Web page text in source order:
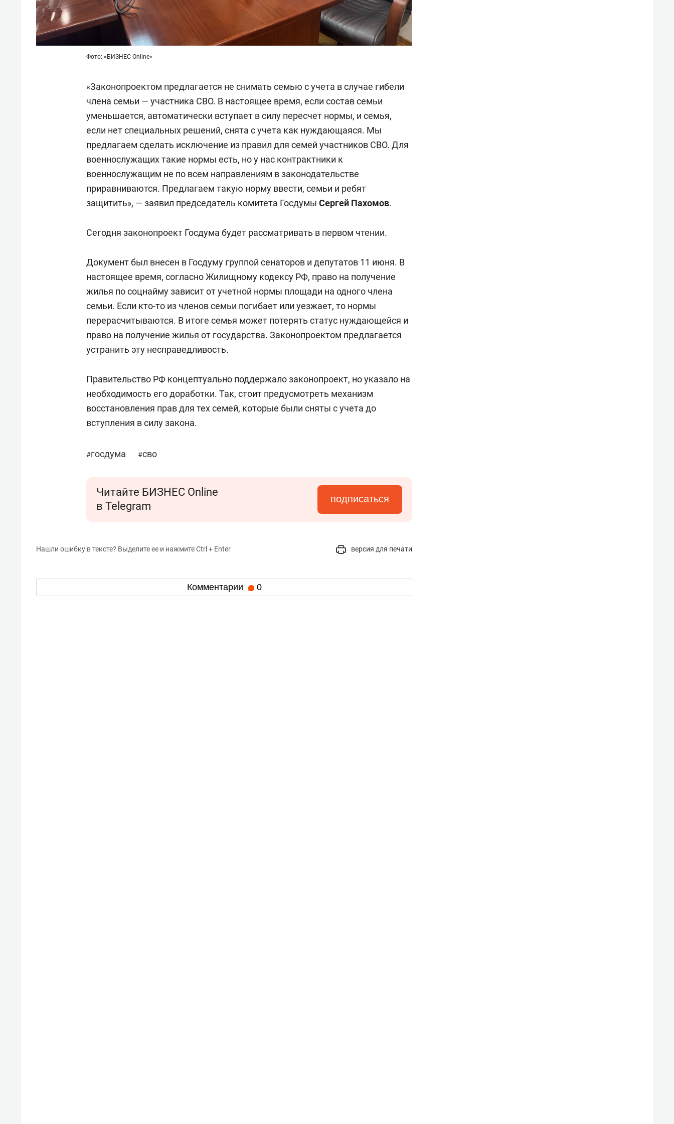
Фото: «БИЗНЕС Online»
«Законопроектом предлагается не снимать семью с учета в случае гибели
члена семьи — участника СВО. В настоящее время, если состав семьи
уменьшается, автоматически вступает в силу пересчет нормы, и семья,
если нет специальных решений, снята с учета как нуждающаяся. Мы
предлагаем сделать исключение из правил для семей участников СВО. Для
военнослужащих такие нормы есть, но у нас контрактники к
военнослужащим не по всем направлениям в законодательстве
приравниваются. Предлагаем такую норму ввести, семьи и ребят
защитить», — заявил председатель комитета Госдумы Сергей Пахомов.
Сегодня законопроект Госдума будет рассматривать в первом чтении.
Документ был внесен в Госдуму группой сенаторов и депутатов 11 июня. В
настоящее время, согласно Жилищному кодексу РФ, право на получение
жилья по соцнайму зависит от учетной нормы площади на одного члена
семьи. Если кто-то из членов семьи погибает или уезжает, то нормы
перерасчитываются. В итоге семья может потерять статус нуждающейся и
право на получение жилья от государства. Законопроектом предлагается
устранить эту несправедливость.
Правительство РФ концептуально поддержало законопроект, но указало на
необходимость его доработки. Так, стоит предусмотреть механизм
восстановления прав для тех семей, которые были сняты с учета до
вступления в силу закона.
#госдума #сво
Читайте БИЗНЕС Online
в Telegram
подписаться
Нашли ошибку в тексте? Выделите ее и нажмите Ctrl + Enter версия для печати
Комментарии 0